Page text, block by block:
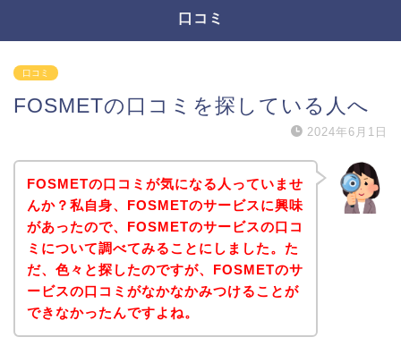
口コミ
口コミ
FOSMETの口コミを探している人へ
2024年6月1日
FOSMETの口コミが気になる人っていませ
んか？私自身、FOSMETのサービスに興味
があったので、FOSMETのサービスの口コ
ミについて調べてみることにしました。た
だ、色々と探したのですが、FOSMETのサ
ービスの口コミがなかなかみつけることが
できなかったんですよね。